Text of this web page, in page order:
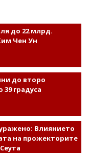
до 22 млрд.
Чен Ун
до второ
градуса
Влиянието
на прожекторите